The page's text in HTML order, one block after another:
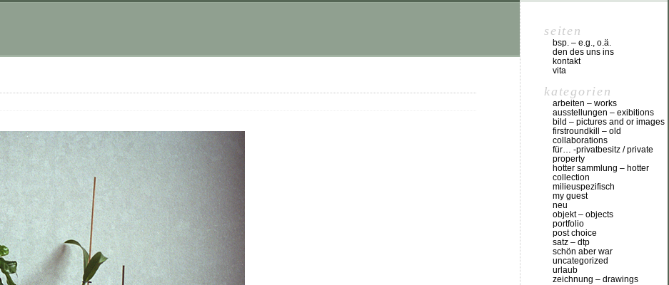
seiten
bsp. – e.g., o.ä.
den des uns ins
kontakt
vita
kategorien
arbeiten – works
ausstellungen – exibitions
bild – pictures and or images
firstroundkill – old
collaborations
für… -privatbesitz / private
property
hotter sammlung – hotter
collection
milieuspezifisch
my guest
neu
objekt – objects
portfolio
post choice
satz – dtp
schön aber war
uncategorized
urlaub
zeichnung – drawings